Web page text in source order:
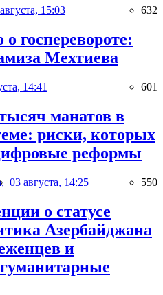
15:03 632
госперевороте:
Мехтиева
14:41 601
манатов в
риски, которых
реформы
03 августа, 14:25 550
о статусе
Азербайджана
и